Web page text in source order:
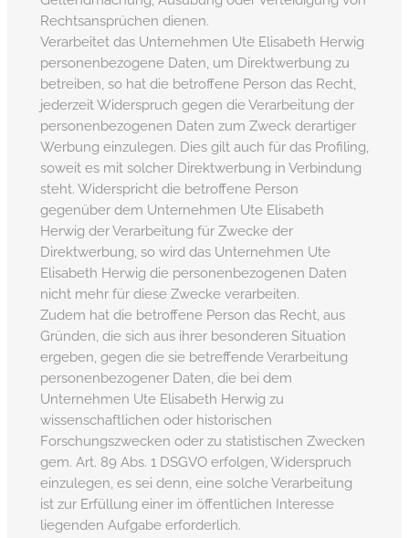
Rechtsansprüchen dienen.
Verarbeitet das Unternehmen Ute Elisabeth Herwig
personenbezogene Daten, um Direktwerbung zu
betreiben, so hat die betroffene Person das Recht,
jederzeit Widerspruch gegen die Verarbeitung der
personenbezogenen Daten zum Zweck derartiger
Werbung einzulegen. Dies gilt auch für das Profiling,
soweit es mit solcher Direktwerbung in Verbindung
steht. Widerspricht die betroffene Person
gegenüber dem Unternehmen Ute Elisabeth
Herwig der Verarbeitung für Zwecke der
Direktwerbung, so wird das Unternehmen Ute
Elisabeth Herwig die personenbezogenen Daten
nicht mehr für diese Zwecke verarbeiten.
Zudem hat die betroffene Person das Recht, aus
Gründen, die sich aus ihrer besonderen Situation
ergeben, gegen die sie betreffende Verarbeitung
personenbezogener Daten, die bei dem
Unternehmen Ute Elisabeth Herwig zu
wissenschaftlichen oder historischen
Forschungszwecken oder zu statistischen Zwecken
gem. Art. 89 Abs. 1 DSGVO erfolgen, Widerspruch
einzulegen, es sei denn, eine solche Verarbeitung
ist zur Erfüllung einer im öffentlichen Interesse
liegenden Aufgabe erforderlich.